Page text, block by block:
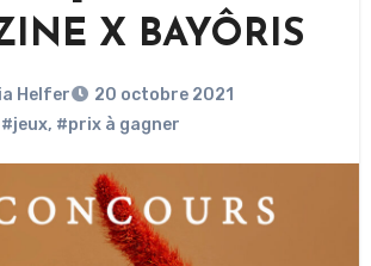
X BAYÔRIS
Helfer
20 octobre 2021
#jeux, #prix à gagner